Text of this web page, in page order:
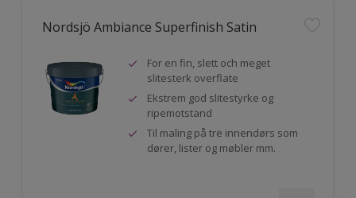
Nordsjö Ambiance Superfinish Satin
For en fin, slett och meget
slitesterk overflate
Ekstrem god slitestyrke og
ripemotstand
Til maling på tre innendørs som
dører, lister og møbler mm.